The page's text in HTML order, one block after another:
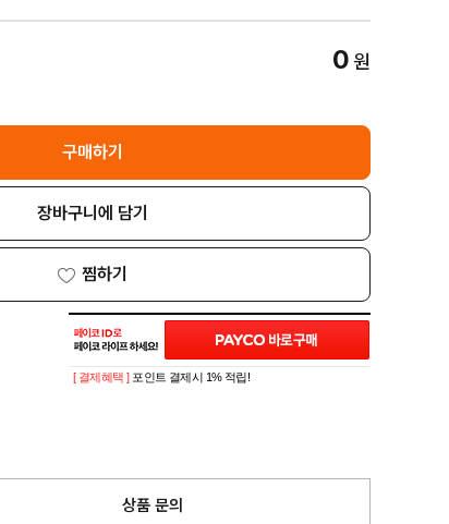
0원
구매하기
장바구니에 담기
찜하기
[ 결제혜택 ] 포인트 결제시 1% 적립!
상품 문의